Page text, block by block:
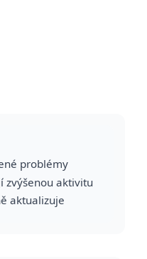
problémy
zvýšenou aktivitu
aktualizuje